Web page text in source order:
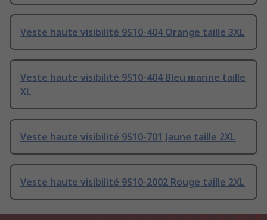
Veste haute visibilité 9S10-404 Orange taille 3XL
Veste haute visibilité 9S10-404 Bleu marine taille
XL
Veste haute visibilité 9S10-701 Jaune taille 2XL
Veste haute visibilité 9S10-2002 Rouge taille 2XL